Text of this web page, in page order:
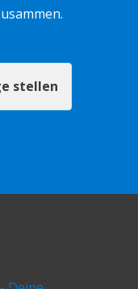
stellen